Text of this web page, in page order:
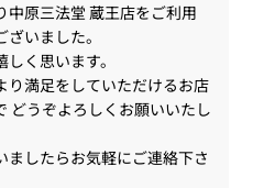
中原三法堂 蔵王店をご利用
いました。
く思います。
り満足をしていただけるお店
どうぞよろしくお願いいたし
ましたらお気軽にご連絡下さ